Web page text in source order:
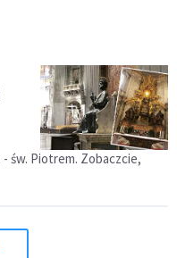
św. Piotrem. Zobaczcie,